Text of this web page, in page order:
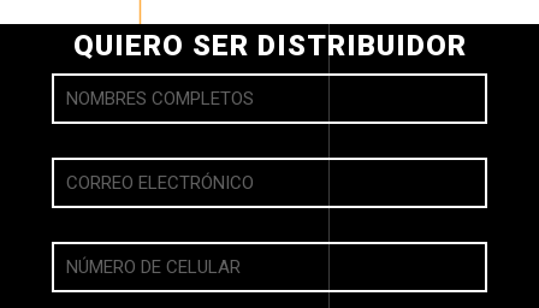
QUIERO SER DISTRIBUIDOR